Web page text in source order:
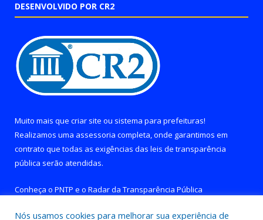
DESENVOLVIDO POR CR2
Muito mais que criar site ou sistema para prefeituras!
Realizamos uma assessoria completa, onde garantimos em
contrato que todas as exigências das leis de transparência
pública serão atendidas.
Conheça o PNTP e o Radar da Transparência Pública
Nós usamos cookies para melhorar sua experiência de